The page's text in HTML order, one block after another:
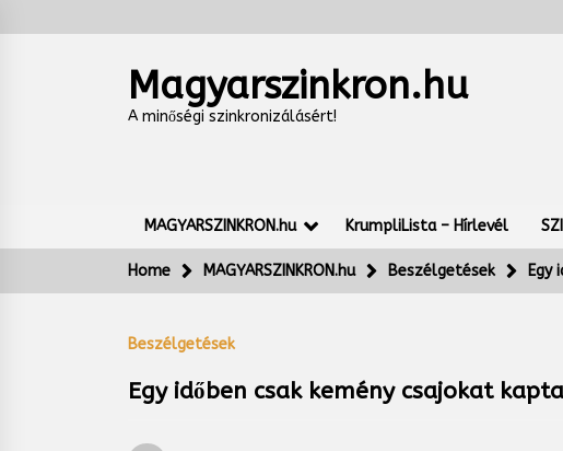
to
Magyarszinkron.hu
A minőségi szinkronizálásért!
MAGYARSZINKRON.hu KrumpliLista – Hírlevél
Home MAGYARSZINKRON.hu Beszélgetések Egy
Beszélgetések
Egy időben csak kemény csajokat